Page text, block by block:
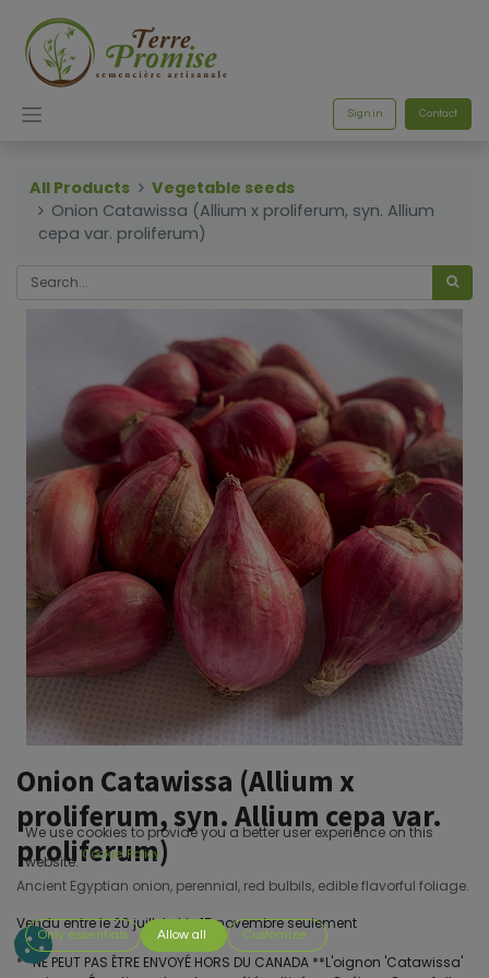
Sign in Contact
All Products
Vegetable seeds
Onion Catawissa (Allium x proliferum, syn. Allium
cepa var. proliferum)
Onion Catawissa (Allium x
proliferum, syn. Allium cepa var.
proliferum)
Ancient Egyptian onion, perennial, red bulbils, edible flavorful foliage.
Vendu entre le 20 juillet et le 15 novembre seulement
** NE PEUT PAS ÊTRE ENVOYÉ HORS DU CANADA **L'oignon 'Catawissa'
We use cookies to provide you a better user experience on this
website. Cookie Policy
Only essentials Allow all Customize